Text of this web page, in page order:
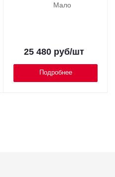
Мало
25 480руб/шт
Подробнее